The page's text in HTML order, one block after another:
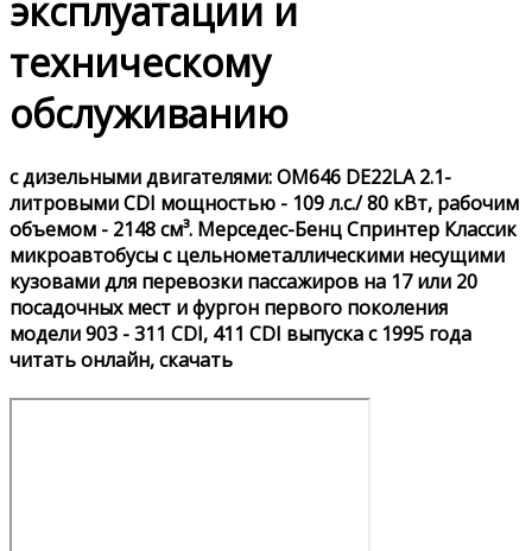
эксплуатации и
техническому
обслуживанию
с дизельными двигателями: OM646 DE22LA 2.1-
литровыми CDI мощностью - 109 л.с./ 80 кВт, рабочим
объемом - 2148 см³. Мерседес-Бенц Спринтер Классик
микроавтобусы с цельнометаллическими несущими
кузовами для перевозки пассажиров на 17 или 20
посадочных мест и фургон первого поколения
модели 903 - 311 CDI, 411 CDI выпуска с 1995 года
читать онлайн, скачать